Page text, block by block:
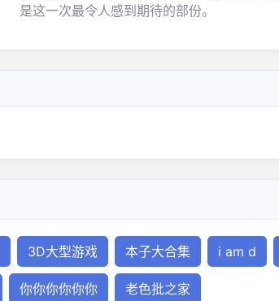
是这一次最令人感到期待的部份。
3D大型游戏 本子大合集 i am d
你你你你你你 老色批之家